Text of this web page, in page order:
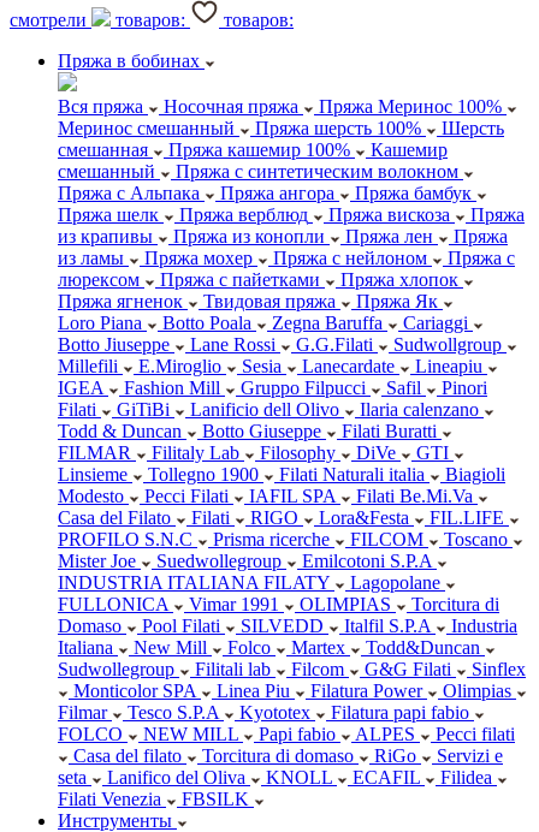
смотрели
товаров:
товаров:
Пряжа в бобинах
Вся пряжа Носочная пряжа
Пряжа Меринос 100%
Меринос смешанный
Пряжа шерсть 100%
Шерсть
смешанная
Пряжа кашемир 100%
Кашемир
смешанный
Пряжа с синтетическим волокном
Пряжа с Альпака
Пряжа ангора
Пряжа бамбук
Пряжа шелк
Пряжа верблюд Пряжа вискоза
Пряжа
из крапивы
Пряжа из конопли Пряжа лен
Пряжа
из ламы
Пряжа мохер Пряжа с нейлоном
Пряжа с
люрексом
Пряжа с пайетками
Пряжа хлопок
Пряжа ягненок
Твидовая пряжа
Пряжа Як
Loro Piana
Botto Poala Zegna Baruffa
Cariaggi
Botto Jiuseppe
Lane Rossi G.G.Filati
Sudwollgroup
Millefili
E.Miroglio Sesia Lanecardate
Lineapiu
IGEA
Fashion Mill Gruppo Filpucci Safil
Pinori
Filati
GiTiBi Lanificio dell Olivo
Ilaria calenzano
Todd & Duncan
Botto Giuseppe
Filati Buratti
FILMAR
Filitaly Lab Filosophy DiVe
GTI
Linsieme
Tollegno 1900 Filati Naturali italia
Biagioli
Modesto
Pecci Filati IAFIL SPA
Filati Be.Mi.Va
Casa del Filato
Filati RIGO Lora&Festa
FIL.LIFE
PROFILO S.N.C
Prisma ricerche FILCOM
Toscano
Mister Joe
Suedwollegroup
Emilcotoni S.P.A
INDUSTRIA ITALIANA FILATY
Lagopolane
FULLONICA
Vimar 1991 OLIMPIAS
Torcitura di
Domaso
Pool Filati SILVEDD Italfil S.P.A
Industria
Italiana
New Mill Folco Martex
Todd&Duncan
Sudwollegroup
Filitali lab Filcom G&G Filati
Sinflex
Monticolor SPA
Linea Piu Filatura Power
Olimpias
Filmar
Tesco S.P.A Kyototex
Filatura papi fabio
FOLCO
NEW MILL Papi fabio ALPES
Pecci filati
Casa del filato
Torcitura di domaso RiGo
Servizi e
seta
Lanifico del Oliva KNOLL ECAFIL
Filidea
Filati Venezia
FBSILK
Инструменты